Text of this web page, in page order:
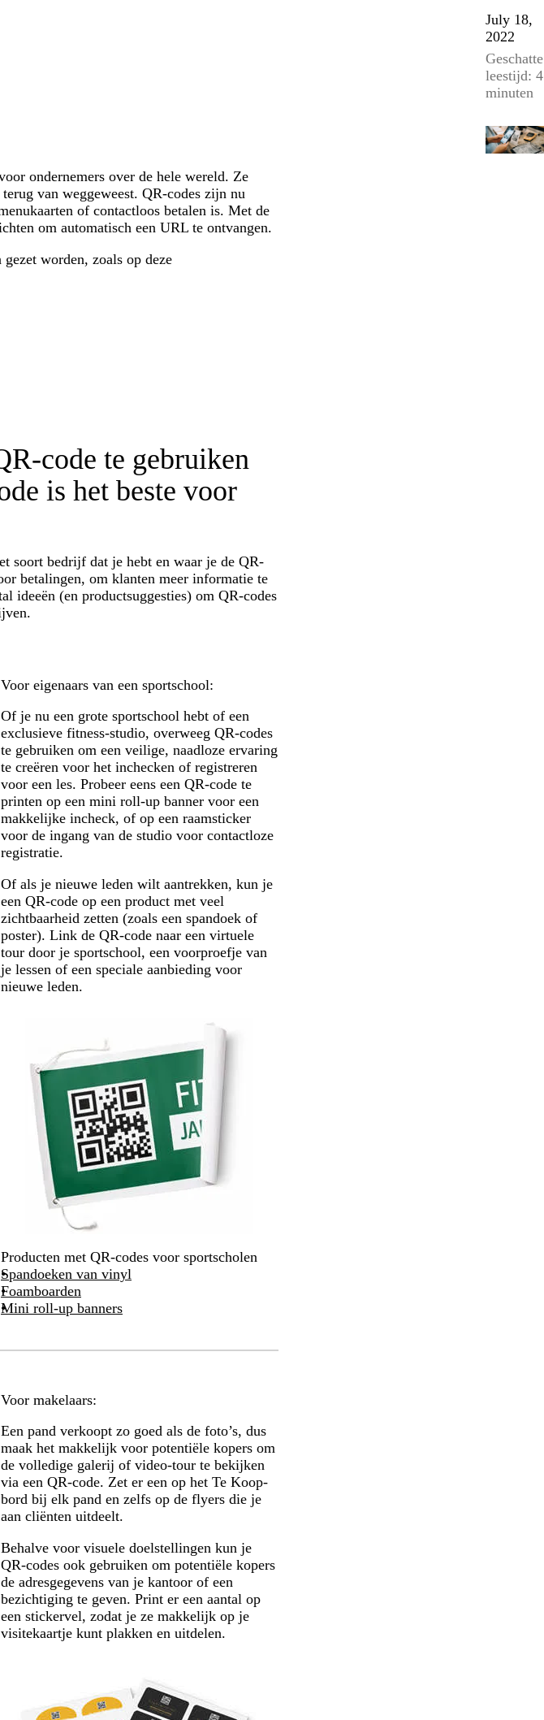
July 18,
2022
Geschatte
leestijd: 4
minuten
ondernemers over de hele wereld. Ze
van weggeweest. QR-codes zijn nu
of contactloos betalen is. Met de
om automatisch een URL te ontvangen.
worden, zoals op deze
code te gebruiken
is het beste voor
soort bedrijf dat je hebt en waar je de QR-
betalingen, om klanten meer informatie te
ideeën (en productsuggesties) om QR-codes
Voor eigenaars van een sportschool:
Of je nu een grote sportschool hebt of een
exclusieve fitness-studio, overweeg QR-codes
te gebruiken om een veilige, naadloze ervaring
te creëren voor het inchecken of registreren
voor een les. Probeer eens een QR-code te
printen op een mini roll-up banner voor een
makkelijke incheck, of op een raamsticker
voor de ingang van de studio voor contactloze
registratie.
Of als je nieuwe leden wilt aantrekken, kun je
een QR-code op een product met veel
zichtbaarheid zetten (zoals een spandoek of
poster). Link de QR-code naar een virtuele
tour door je sportschool, een voorproefje van
je lessen of een speciale aanbieding voor
nieuwe leden.
Producten met QR-codes voor sportscholen
Spandoeken van vinyl
Foamboarden
Mini roll-up banners
Voor makelaars:
Een pand verkoopt zo goed als de foto’s, dus
maak het makkelijk voor potentiële kopers om
de volledige galerij of video-tour te bekijken
via een QR-code. Zet er een op het Te Koop-
bord bij elk pand en zelfs op de flyers die je
aan cliënten uitdeelt.
Behalve voor visuele doelstellingen kun je
QR-codes ook gebruiken om potentiële kopers
de adresgegevens van je kantoor of een
bezichtiging te geven. Print er een aantal op
een stickervel, zodat je ze makkelijk op je
visitekaartje kunt plakken en uitdelen.